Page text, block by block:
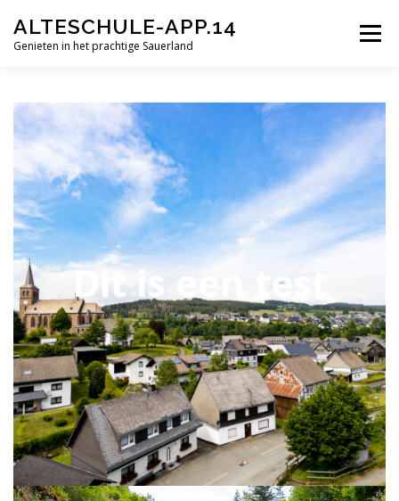
naarALTESCHULE-APP.14
Genieten in het prachtige Sauerland
Menu
HOME FOTO’S GASTENBOEK
Dit is een test